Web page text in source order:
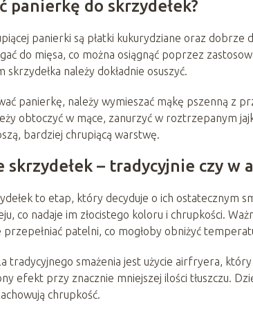
panierkę do skrzydełek?
panierki są płatki kukurydziane oraz
do mięsa, co można osiągnąć poprzez
skrzydełka należy dokładnie osuszyć.
panierkę, należy wymieszać mąkę pszenną z
obtoczyć w mące, zanurzyć w roztrzepanym
bardziej chrupiącą warstwę.
skrzydełek – tradycyjnie czy w
to etap, który decyduje o ich ostatecznym
co nadaje im złocistego koloru i chrupkości.
przepełniać patelni, co mogłoby obniżyć
tradycyjnego smażenia jest użycie airfryera,
efekt przy znacznie mniejszej ilości tłuszczu.
chrupkość.